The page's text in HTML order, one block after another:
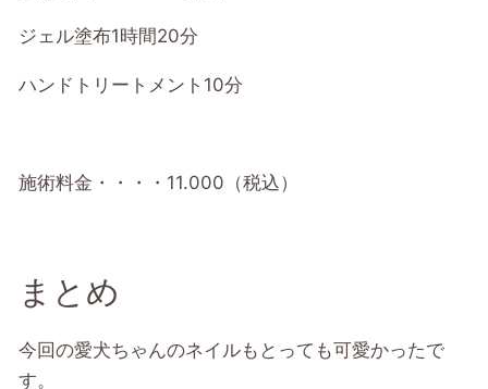
ジェル塗布1時間20分
ハンドトリートメント10分
施術料金・・・・11.000（税込）
まとめ
今回の愛犬ちゃんのネイルもとっても可愛かったで
す。